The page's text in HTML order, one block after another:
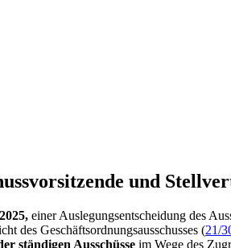
und
einer Auslegungsentscheidung des
des Geschäftsordnungsausschusses (21/
ständigen Ausschüsse im Wege des